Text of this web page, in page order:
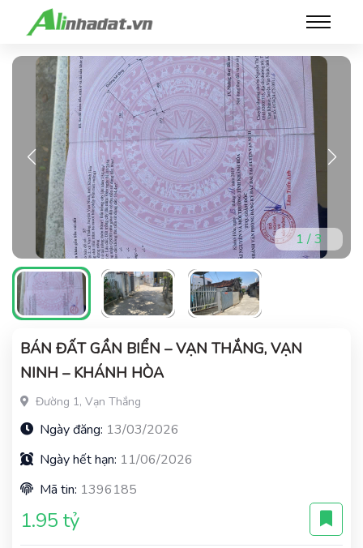
1/3
BÁN ĐẤT GẦN BIỂN – VẠN THẮNG, VẠN
NINH – KHÁNH HÒA
Đường 1, Vạn Thắng
Ngày đăng: 13/03/2026
Ngày hết hạn: 11/06/2026
Mã tin: 1396185
1.95 tỷ